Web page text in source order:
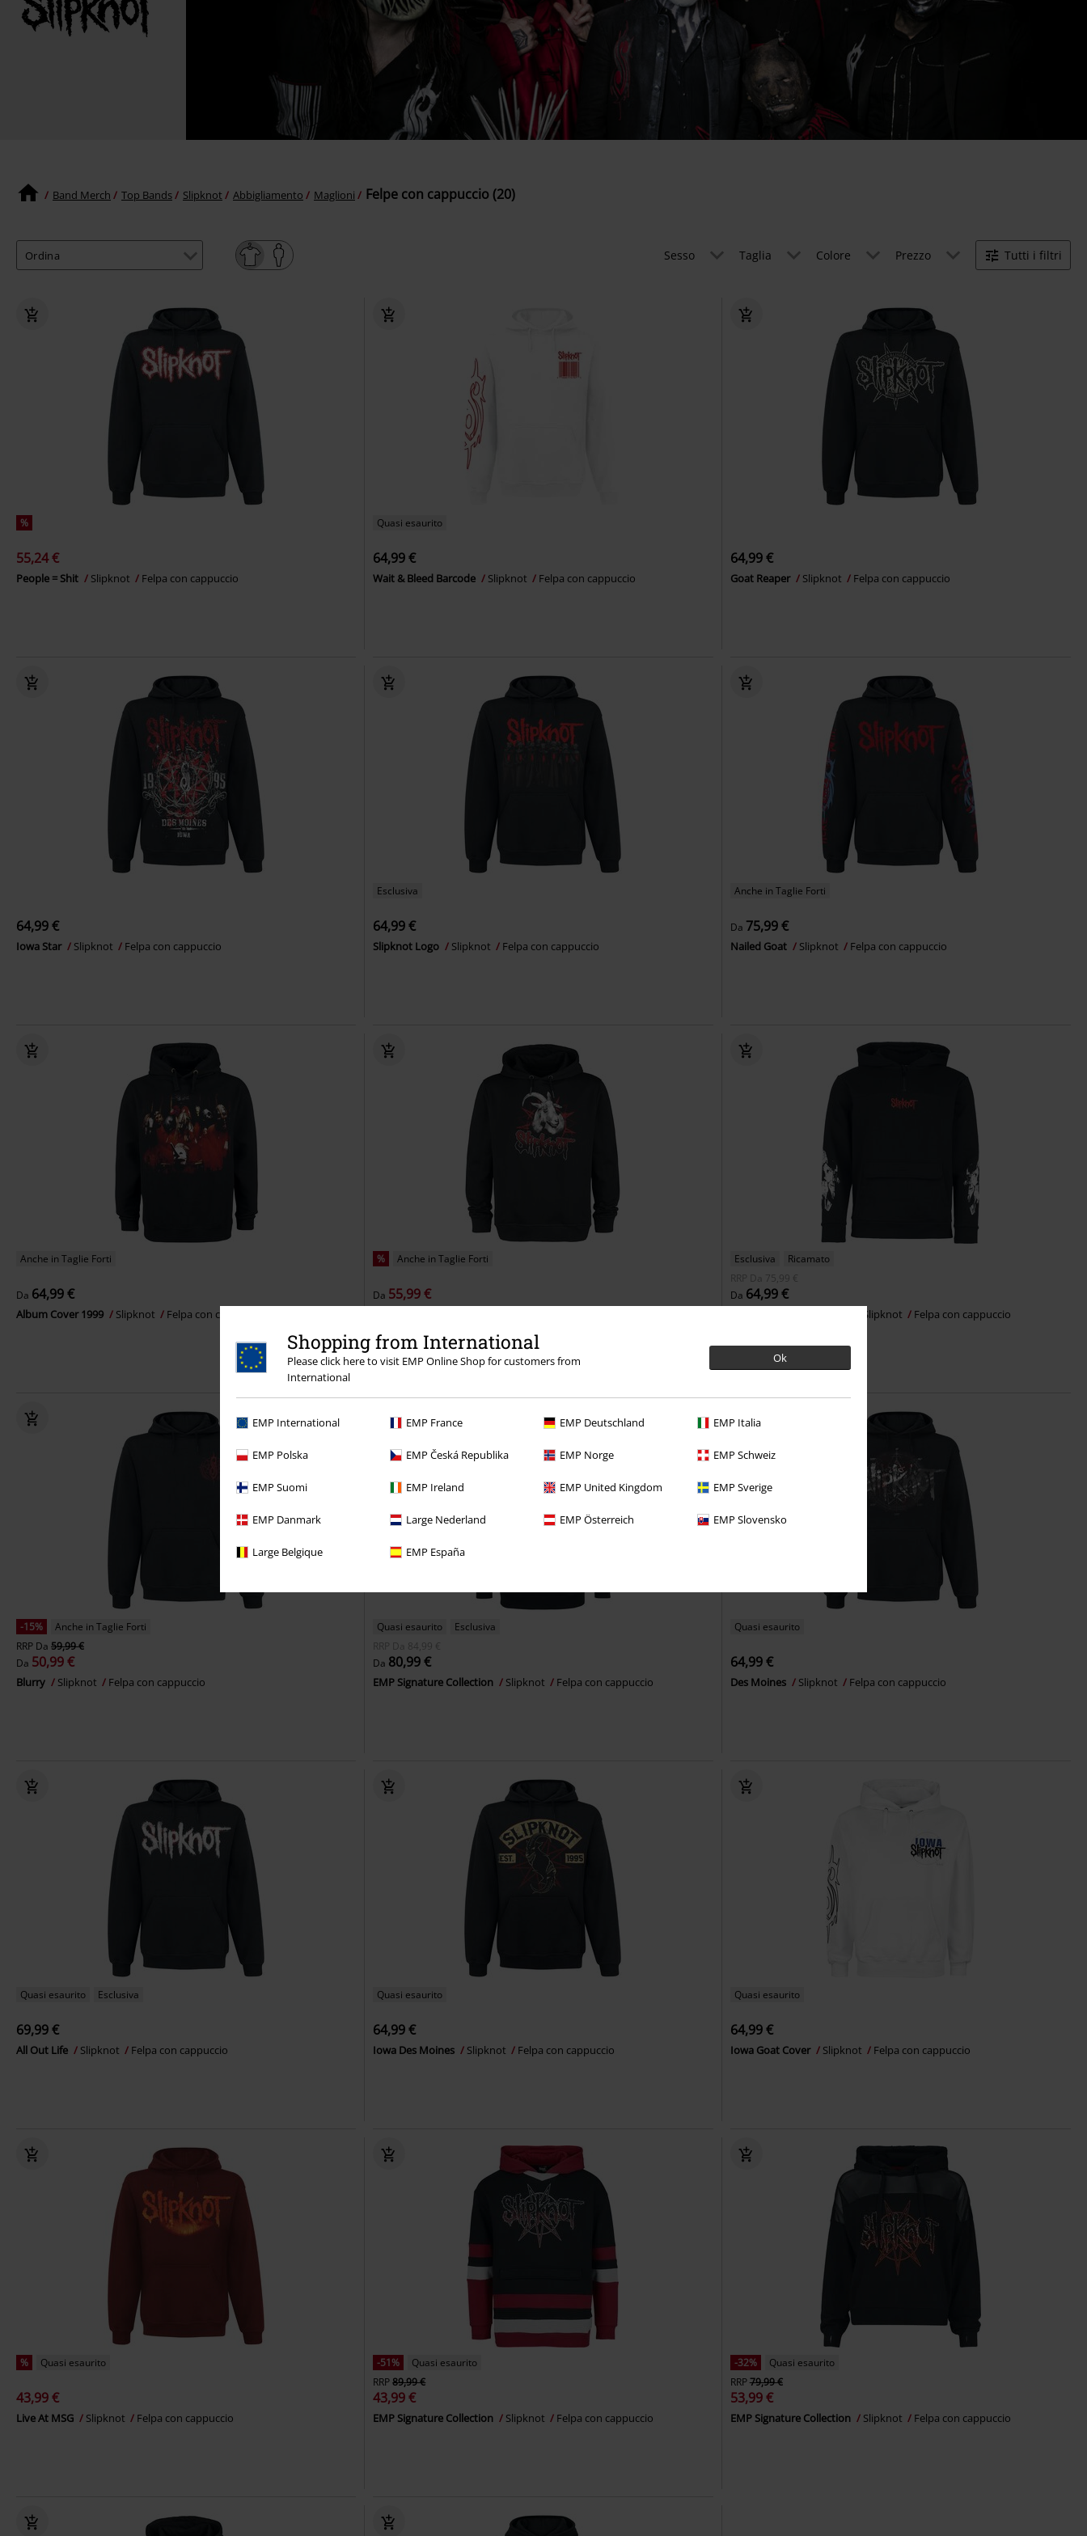
Shopping from International
Please click here to visit EMP Online Shop for customers from
International
Ok
EMP International EMP France EMP Deutschland EMP Italia
EMP Polska EMP Česká Republika EMP Norge EMP Schweiz
EMP Suomi EMP Ireland EMP United Kingdom EMP Sverige
EMP Danmark Large Nederland EMP Österreich EMP Slovensko
Large Belgique EMP España
Band Merch Top Bands Slipknot Abbigliamento Maglioni Felpe con cappuccio (20)
Sesso Taglia Colore Prezzo Tutti i filtri
%
55,24 €
People = Shit Slipknot Felpa con cappuccio
Quasi esaurito
64,99 €
Wait & Bleed Barcode Slipknot Felpa con cappuccio
64,99 €
Goat Reaper Slipknot Felpa con cappuccio
64,99 €
Iowa Star Slipknot Felpa con cappuccio
Esclusiva
64,99 €
Slipknot Logo Slipknot Felpa con cappuccio
Anche in Taglie Forti
Da 75,99 €
Nailed Goat Slipknot Felpa con cappuccio
Anche in Taglie Forti
Da 64,99 €
Album Cover 1999 Slipknot Felpa con cappuccio
% Anche in Taglie Forti
Da 55,99 €
Esclusiva
Ricamato
RRP
Da
75,99 €
Da 64,99 €
Slipknot Felpa con cappuccio
-15%
Anche in Taglie Forti
RRP Da 59,99 €
Da 50,99 €
Blurry Slipknot Felpa con cappuccio
Quasi esaurito
Esclusiva
RRP
Da 84,99 €
Da 80,99 €
EMP Signature Collection Slipknot Felpa con cappuccio
Quasi esaurito
64,99 €
Des Moines Slipknot Felpa con cappuccio
Quasi esaurito Esclusiva
69,99 €
All Out Life Slipknot Felpa con cappuccio
Quasi esaurito
64,99 €
Iowa Des Moines Slipknot Felpa con cappuccio
Quasi esaurito
64,99 €
Iowa Goat Cover Slipknot Felpa con cappuccio
% Quasi esaurito
43,99 €
Live At MSG Slipknot Felpa con cappuccio
-51%
Quasi esaurito
RRP89,99 €
43,99 €
EMP Signature Collection Slipknot Felpa con cappuccio
-32%
Quasi esaurito
RRP79,99 €
53,99 €
EMP Signature Collection Slipknot Felpa con cappuccio